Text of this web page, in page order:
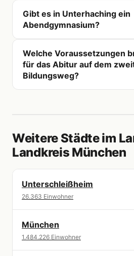
Gibt es in Unterhaching ein
Abendgymnasium?
Welche Voraussetzungen
für das Abitur auf dem
Bildungsweg?
Weitere Städte im
Landkreis München
Unterschleißheim
26.363 Einwohner
München
1.484.226 Einwohner